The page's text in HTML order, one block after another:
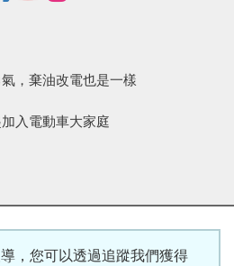
，棄油改電也是一樣
入電動車大家庭
，您可以透過追蹤我們獲得